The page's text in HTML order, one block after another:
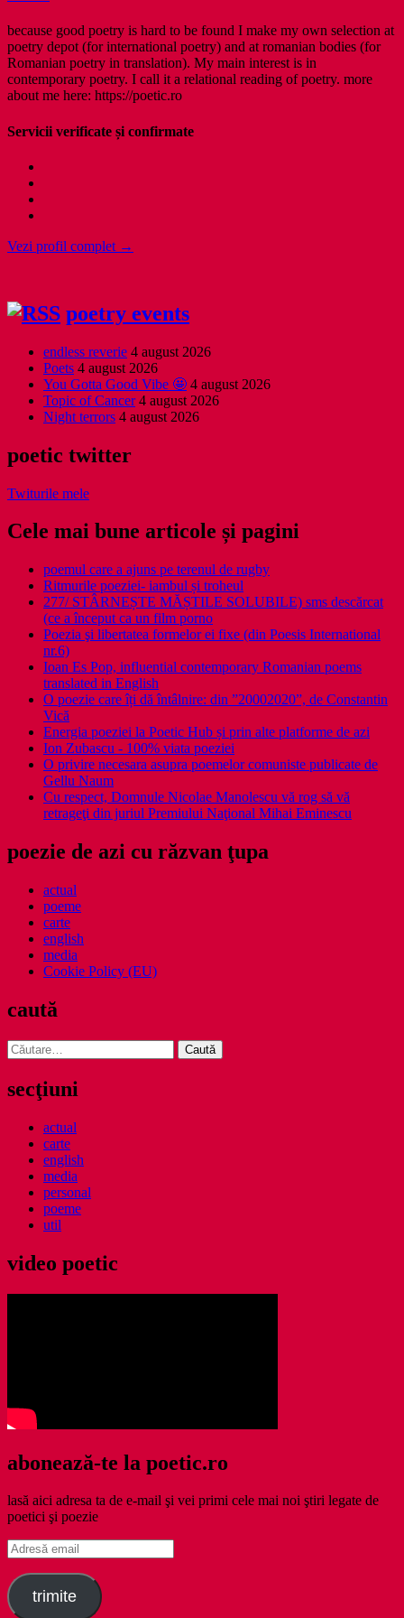
because good poetry is hard to be found I make my own selection at
poetry depot (for international poetry) and at romanian bodies (for
Romanian poetry in translation). My main interest is in
contemporary poetry. I call it a relational reading of poetry. more
about me here: https://poetic.ro
Servicii verificate și confirmate
Vezi profil complet →
poetry events
endless reverie 4 august 2026
Poets 4 august 2026
You Gotta Good Vibe 🤩 4 august 2026
Topic of Cancer 4 august 2026
Night terrors 4 august 2026
poetic twitter
Twiturile mele
Cele mai bune articole și pagini
poemul care a ajuns pe terenul de rugby
Ritmurile poeziei- iambul și troheul
277/ STÂRNEȘTE MĂȘTILE SOLUBILE) sms descărcat
(ce a început ca un film porno
Poezia şi libertatea formelor ei fixe (din Poesis International
nr.6)
Ioan Es Pop, influential contemporary Romanian poems
translated in English
O poezie care îți dă întâlnire: din ”20002020”, de Constantin
Vică
Energia poeziei la Poetic Hub și prin alte platforme de azi
Ion Zubascu - 100% viata poeziei
O privire necesara asupra poemelor comuniste publicate de
Gellu Naum
Cu respect, Domnule Nicolae Manolescu vă rog să vă
retrageţi din juriul Premiului Naţional Mihai Eminescu
poezie de azi cu răzvan ţupa
actual
poeme
carte
english
media
Cookie Policy (EU)
caută
Caută
după:
secţiuni
actual
carte
english
media
personal
poeme
util
video poetic
abonează-te la poetic.ro
lasă aici adresa ta de e-mail şi vei primi cele mai noi ştiri legate de
poetici şi poezie
Adresă
email
trimite